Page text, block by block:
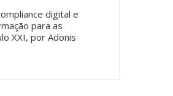
digital e
para as
XXI, por Adonis